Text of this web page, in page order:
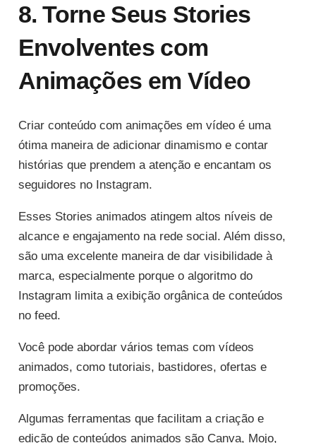
8. Torne Seus Stories
Envolventes com
Animações em Vídeo
Criar conteúdo com animações em vídeo é uma
ótima maneira de adicionar dinamismo e contar
histórias que prendem a atenção e encantam os
seguidores no Instagram.
Esses Stories animados atingem altos níveis de
alcance e engajamento na rede social. Além disso,
são uma excelente maneira de dar visibilidade à
marca, especialmente porque o algoritmo do
Instagram limita a exibição orgânica de conteúdos
no feed.
Você pode abordar vários temas com vídeos
animados, como tutoriais, bastidores, ofertas e
promoções.
Algumas ferramentas que facilitam a criação e
edição de conteúdos animados são Canva, Mojo,